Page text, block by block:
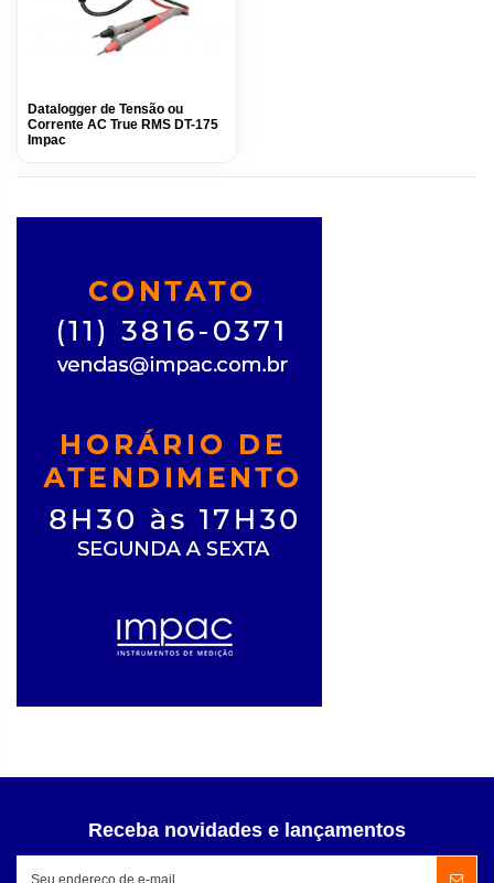
Datalogger de Tensão ou
Corrente AC True RMS DT-175
Impac
Receba novidades e lançamentos